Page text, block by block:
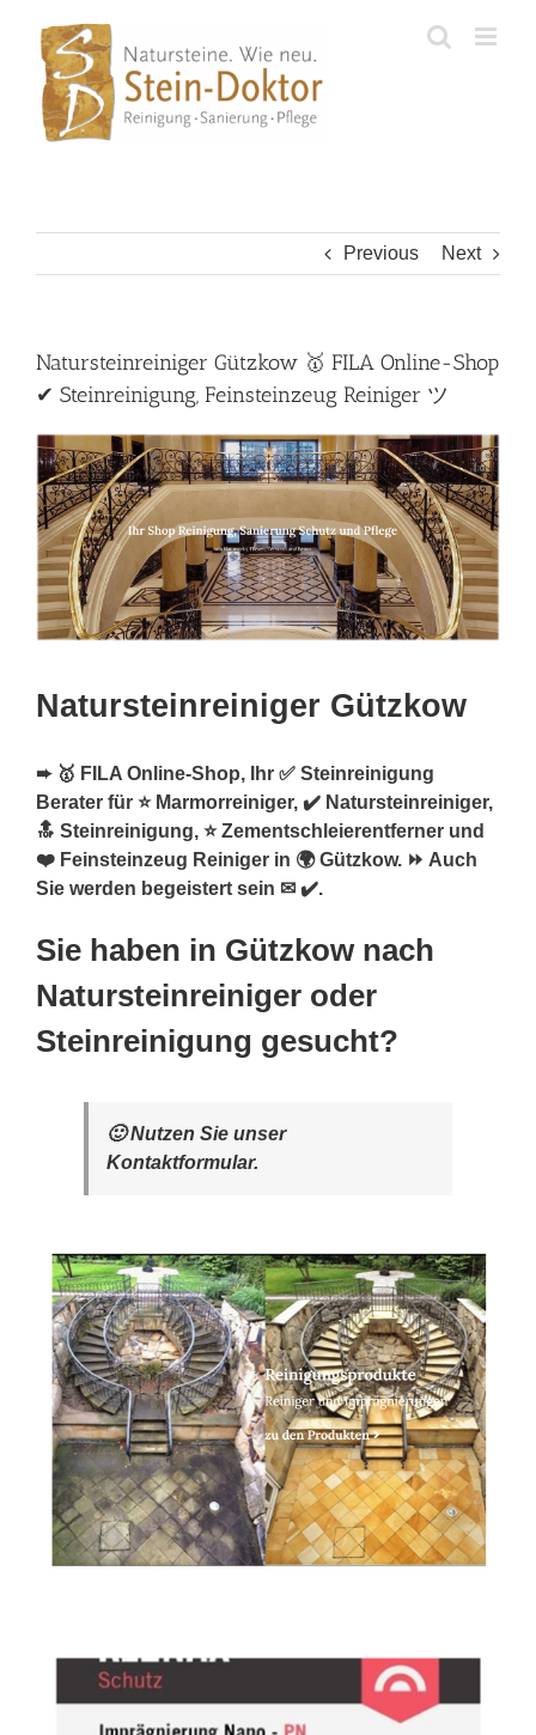
content
Previous Next
Natursteinreiniger Gützkow 🥇 FILA Online-Shop
✔ Steinreinigung, Feinsteinzeug Reiniger ツ
Natursteinreiniger Gützkow
➨ 🥇 FILA Online-Shop, Ihr ✅ Steinreinigung
Berater für ⭐ Marmorreiniger, ✔️ Natursteinreiniger,
🔝 Steinreinigung, ⭐ Zementschleierentferner und
❤️ Feinsteinzeug Reiniger in 🌍 Gützkow. ⏩ Auch
Sie werden begeistert sein ✉ ✔️.
Sie haben in Gützkow nach
Natursteinreiniger oder
Steinreinigung gesucht?
🙂 Nutzen Sie unser
Kontaktformular.